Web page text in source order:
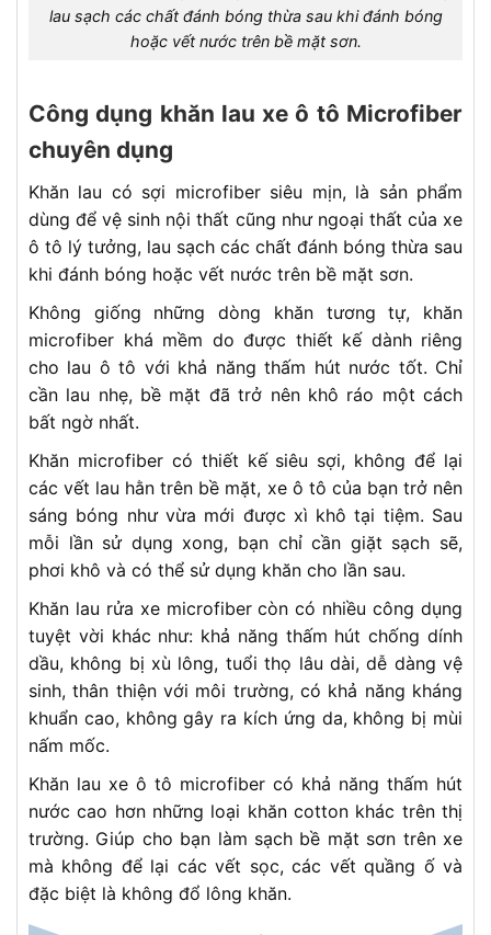
lau sạch các chất đánh bóng thừa sau khi đánh bóng
hoặc vết nước trên bề mặt sơn.
Công dụng khăn lau xe ô tô Microfiber
chuyên dụng
Khăn lau có sợi microfiber siêu mịn, là sản phẩm
dùng để vệ sinh nội thất cũng như ngoại thất của xe
ô tô lý tưởng, lau sạch các chất đánh bóng thừa sau
khi đánh bóng hoặc vết nước trên bề mặt sơn.
Không giống những dòng khăn tương tự, khăn
microfiber khá mềm do được thiết kế dành riêng
cho lau ô tô với khả năng thấm hút nước tốt. Chỉ
cần lau nhẹ, bề mặt đã trở nên khô ráo một cách
bất ngờ nhất.
Khăn microfiber có thiết kế siêu sợi, không để lại
các vết lau hằn trên bề mặt, xe ô tô của bạn trở nên
sáng bóng như vừa mới được xì khô tại tiệm. Sau
mỗi lần sử dụng xong, bạn chỉ cần giặt sạch sẽ,
phơi khô và có thể sử dụng khăn cho lần sau.
Khăn lau rửa xe microfiber còn có nhiều công dụng
tuyệt vời khác như: khả năng thấm hút chống dính
dầu, không bị xù lông, tuổi thọ lâu dài, dễ dàng vệ
sinh, thân thiện với môi trường, có khả năng kháng
khuẩn cao, không gây ra kích ứng da, không bị mùi
nấm mốc.
Khăn lau xe ô tô microfiber có khả năng thấm hút
nước cao hơn những loại khăn cotton khác trên thị
trường. Giúp cho bạn làm sạch bề mặt sơn trên xe
mà không để lại các vết sọc, các vết quầng ố và
đặc biệt là không đổ lông khăn.